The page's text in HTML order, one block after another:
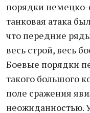
порядки немецко-
танковая атака
что передние
весь строй, весь
Боевые порядки
такого большого
поле сражения
неожиданностью.